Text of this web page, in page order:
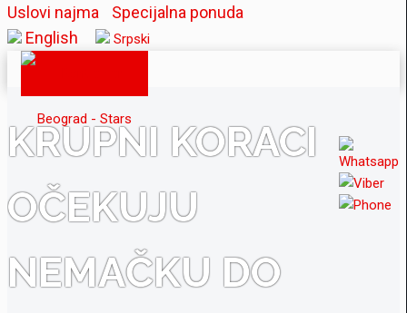
Uslovi najma
Specijalna ponuda
English
Srpski
KRUPNI KORACI
OČEKUJU
NEMAČKU DO